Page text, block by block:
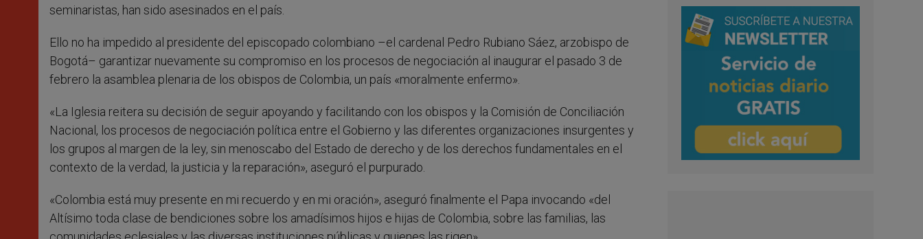
seminaristas, han sido asesinados en el país.
Ello no ha impedido al presidente del episcopado colombiano –el cardenal Pedro Rubiano Sáez, arzobispo de
Bogotá– garantizar nuevamente su compromiso en los procesos de negociación al inaugurar el pasado 3 de
febrero la asamblea plenaria de los obispos de Colombia, un país «moralmente enfermo».
«La Iglesia reitera su decisión de seguir apoyando y facilitando con los obispos y la Comisión de Conciliación
Nacional, los procesos de negociación política entre el Gobierno y las diferentes organizaciones insurgentes y
los grupos al margen de la ley, sin menoscabo del Estado de derecho y de los derechos fundamentales en el
contexto de la verdad, la justicia y la reparación», aseguró el purpurado.
«Colombia está muy presente en mi recuerdo y en mi oración», aseguró finalmente el Papa invocando «del
Altísimo toda clase de bendiciones sobre los amadísimos hijos e hijas de Colombia, sobre las familias, las